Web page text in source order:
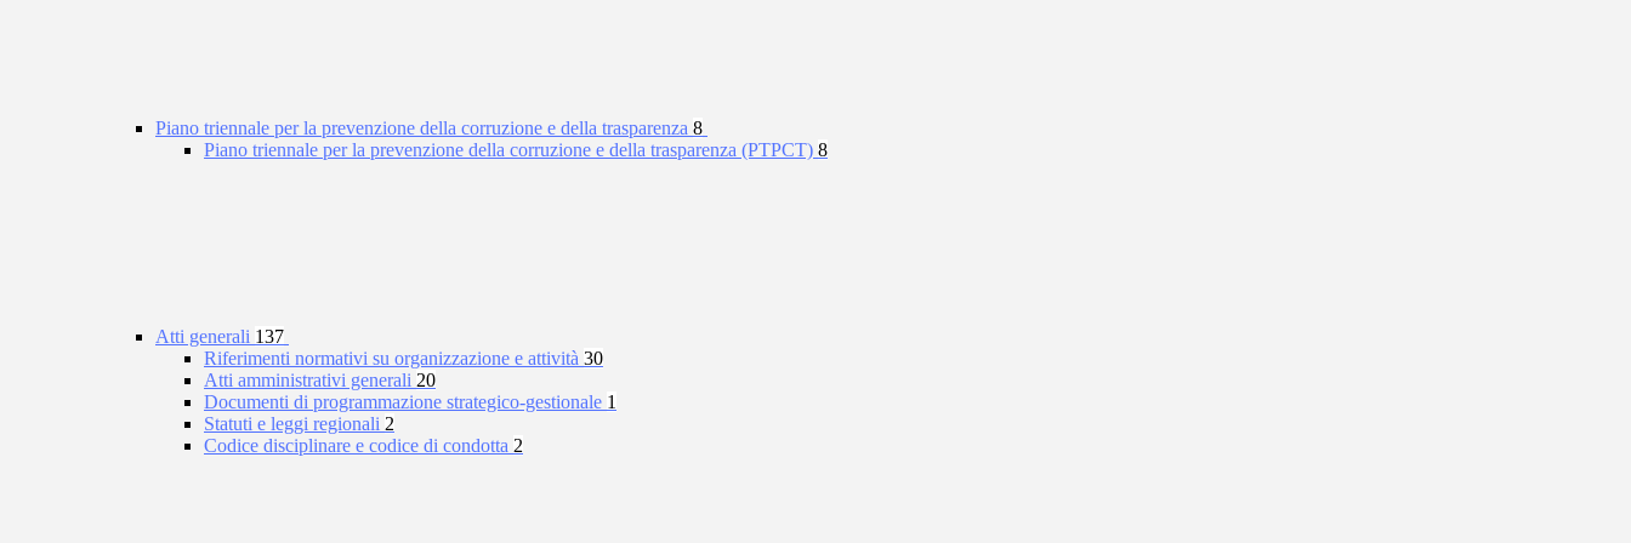
Piano triennale per la prevenzione della corruzione e della trasparenza 8
Piano triennale per la prevenzione della corruzione e della trasparenza (PTPCT) 8
Atti generali 137
Riferimenti normativi su organizzazione e attività 30
Atti amministrativi generali 20
Documenti di programmazione strategico-gestionale 1
Statuti e leggi regionali 2
Codice disciplinare e codice di condotta 2